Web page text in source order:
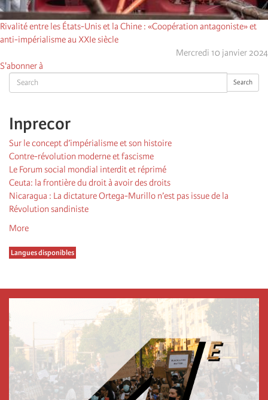
Search Search
Inprecor
Sur le concept d’impérialisme et son histoire
Contre-révolution moderne et fascisme
Le Forum social mondial interdit et réprimé
Ceuta: la frontière du droit à avoir des droits
Nicaragua : La dictature Ortega-Murillo n’est pas issue de la
Révolution sandiniste
More
Langues disponibles
Rivalité entre les États-Unis et la Chine : «Coopération antagoniste» et
anti-impérialisme au XXIe siècle
Mercredi 10 janvier 2024
S'abonner à